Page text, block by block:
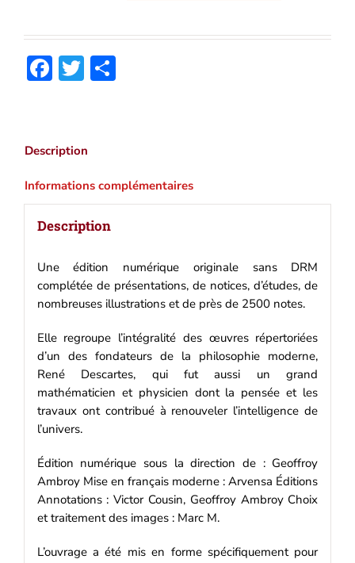
:
Oeuvres
epub,
Kindle
Facebook
Twitter
Description
Informations complémentaires
Description
Une édition numérique originale sans DRM
complétée de présentations, de notices, d’études, de
nombreuses illustrations et de près de 2500 notes.
Elle regroupe l’intégralité des œuvres répertoriées
d’un des fondateurs de la philosophie moderne,
René Descartes, qui fut aussi un grand
mathématicien et physicien dont la pensée et les
travaux ont contribué à renouveler l’intelligence de
l’univers.
Édition numérique sous la direction de : Geoffroy
Ambroy Mise en français moderne : Arvensa Éditions
Annotations : Victor Cousin, Geoffroy Ambroy Choix
et traitement des images : Marc M.
L’ouvrage a été mis en forme spécifiquement pour